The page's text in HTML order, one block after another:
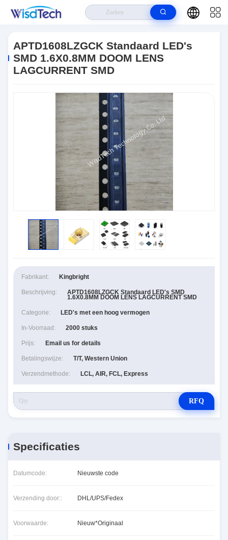
Standaard LED's SMD 1.6X0.8MM DOOM LENS LAGCURRENT SMD
APTD1608LZGCK Standaard LED's
SMD 1.6X0.8MM DOOM LENS
LAGCURRENT SMD
Fabrikant: Kingbright
Beschrijving: APTD1608LZGCK Standaard LED's SMD
1.6X0.8MM DOOM LENS LAGCURRENT SMD
Categorie: LED's met een hoog vermogen
In-Voorraad: 2000 stuks
Prijs: Email us for details
Betalingswijze: T/T, Western Union
Verzendmethode: LCL, AIR, FCL, Express
RFQ
Specificaties
Datumcode: Nieuwste code
Verzending door:: DHL/UPS/Fedex
Voorwaarde: Nieuw*Originaal